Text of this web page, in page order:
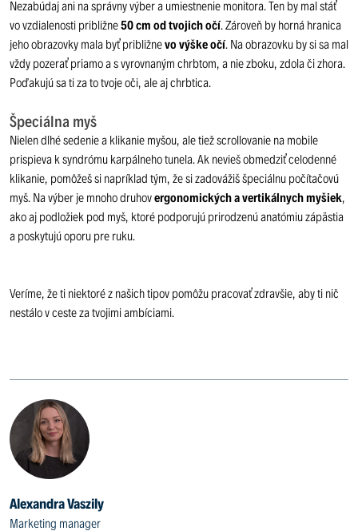
Nezabúdaj ani na správny výber a umiestnenie monitora. Ten by mal stáť
vo vzdialenosti približne50 cm od tvojich očí. Zároveň by horná hranica
jeho obrazovky mala byť približnevo výške očí. Na obrazovku by si sa mal
vždy pozerať priamo a s vyrovnaným chrbtom, a nie zboku, zdola či zhora.
Poďakujú sa ti za to tvoje oči, ale aj chrbtica.
Špeciálna myš
Nielen dlhé sedenie a klikanie myšou, ale tiež scrollovanie na mobile
prispieva k syndrómu karpálneho tunela. Ak nevieš obmedziť celodenné
klikanie, pomôžeš si napríklad tým, že si zadovážiš špeciálnu počítačovú
myš. Na výber je mnoho druhovergonomických a vertikálnych myšiek
ako aj podložiek pod myš, ktoré podporujú prirodzenú anatómiu zápästia
a poskytujú oporu pre ruku.
Veríme, že ti niektoré z našich tipov pomôžu pracovať zdravšie, aby ti nič
nestálo v ceste za tvojimi ambíciami.
Alexandra Vaszily
Marketing manager